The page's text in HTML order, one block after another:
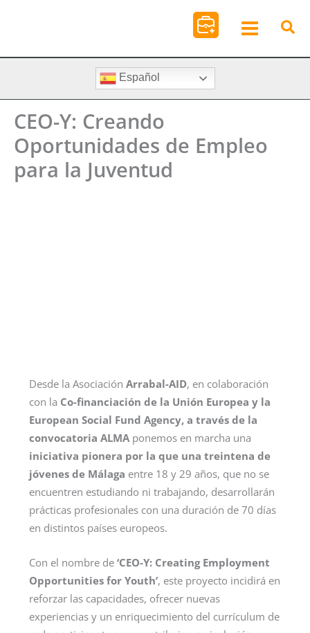
Español
CEO-Y: Creando
Oportunidades de Empleo
para la Juventud
Desde la Asociación Arrabal-AID, en colaboración
con la Co-financiación de la Unión Europea y la
European Social Fund Agency, a través de la
convocatoria ALMAponemos en marcha una
iniciativa pionera por la que una treintena de
jóvenes de Málaga entre 18 y 29 años, que no se
encuentren estudiando ni trabajando, desarrollarán
prácticas profesionales con una duración de 70 días
en distintos países europeos.
Con el nombre de ‘CEO-Y: Creating Employment
Opportunities for Youth’, este proyecto incidirá en
reforzar las capacidades, ofrecer nuevas
experiencias y un enriquecimiento del currículum de